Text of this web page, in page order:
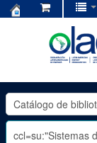
OLADE
-